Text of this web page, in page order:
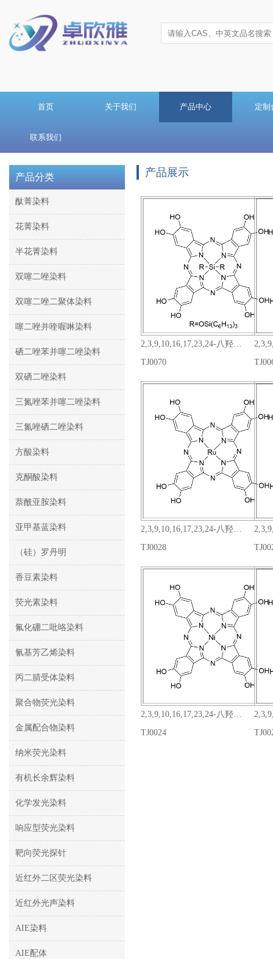
首页 关于我们 产品中心 定制
联系我们
产品分类
酞菁染料
花菁染料
半花菁染料
双噻二唑染料
双噻二唑二聚体染料
噻二唑并喹喔啉染料
硒二唑苯并噻二唑染料
双硒二唑染料
三氮唑苯并噻二唑染料
三氮唑硒二唑染料
方酸染料
克酮酸染料
萘酰亚胺染料
亚甲基蓝染料
（硅）罗丹明
香豆素染料
荧光素染料
氟化硼二吡咯染料
氰基芳乙烯染料
丙二腈受体染料
聚合物荧光染料
金属配合物染料
纳米荧光染料
有机长余辉染料
化学发光染料
响应型荧光染料
靶向荧光探针
近红外二区荧光染料
近红外光声染料
AIE染料
AIE配体
产品展示
2,3,9,10,16,17,23,24-八羟基-29H,31H-酞菁双(三己基硅氧基)硅烷
TJ0070
2,3,9,10,16,17,23,24-八羟基-29H,31H-酞菁钌(II)
TJ0028
2,3,9,10,16,17,23,24-八羟基-29H,31H-酞菁镍(II)
TJ0024